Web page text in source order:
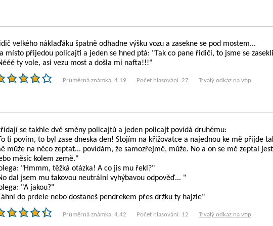
velkého náklaďáku špatně odhadne výšku vozu a zasekne se pod mostem...
místo přijedou policajti a jeden se hned ptá: "Tak co pane řidiči, to jsme se
ty vole, asi vezu most a došla mi nafta!!!"
Průměrná známka: 4.19 Počet hlasování: 27 Trvalý odkaz na vtip
se takhle dvě směny policajtů a jeden policajt povídá druhému:
ti povím, to byl zase dneska den! Stojím na křižovatce a najednou ke mě přijde
může na něco zeptat... povídám, že samozřejmě, může. No a on se mě zeptal
měsíc kolem země."
"Hmmm, těžká otázka! A co jis mu řekl?"
dal jsem mu takovou neutrální vyhýbavou odpověď... "
"A jakou?"
do prdele nebo dostaneš pendrekem přes držku ty hajzle"
Průměrná známka: 4.42 Počet hlasování: 12 Trvalý odkaz na vtip